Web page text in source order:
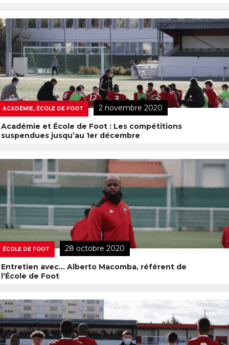
ACADÉMIE, ÉCOLE DE FOOT
2 novembre 2020
Académie et École de Foot : Les compétitions
suspendues jusqu’au 1er décembre
ÉCOLE DE FOOT
28 octobre 2020
Entretien avec… Alberto Macomba, référent de
l’École de Foot